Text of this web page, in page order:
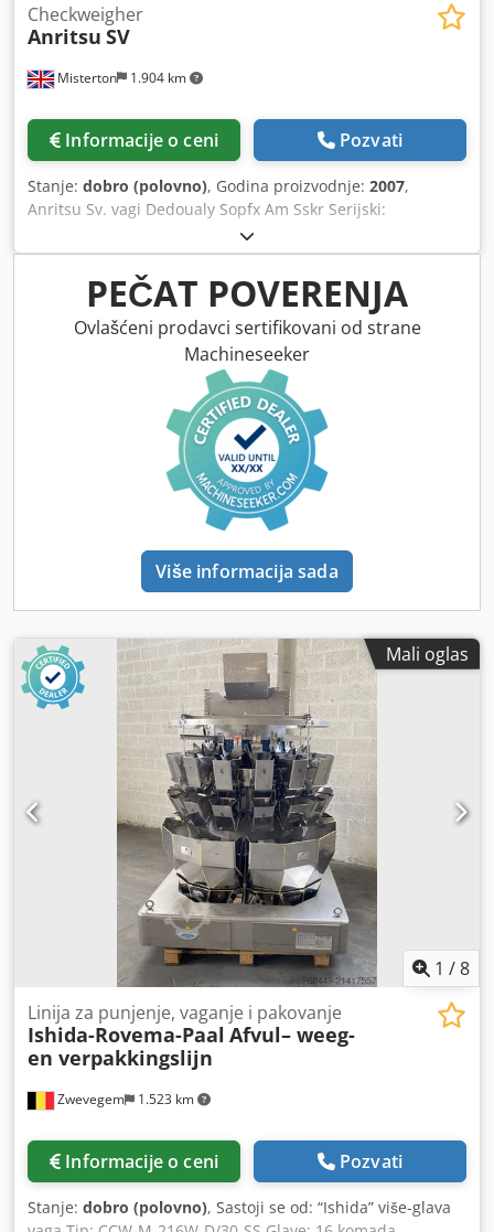
Misterton 1.904 km
Checkweigher
Anritsu SV
Informacije o ceni Pozvati
Stanje: dobro (polovno), Godina proizvodnje: 2007,
Anritsu Sv. vagi Dedoualy Sopfx Am Sskr Serijski:
4600060685 2007, nehrđajuća vaga, dimenzije pojasa
900mm k 250mm, platforma za vagu 220mm k 250mm, od
12g - 3000g, 1Ph
PEČAT POVERENJA
Ovlašćeni prodavci sertifikovani od strane
Machineseeker
Više informacija sada
Mali oglas
1 /8
Zwevegem 1.523 km
Linija za punjenje, vaganje i pakovanje
Ishida-Rovema-Paal Afvul– weeg-
en verpakkingslijn
Informacije o ceni Pozvati
Stanje: dobro (polovno), Sastoji se od: “Ishida” više-glava